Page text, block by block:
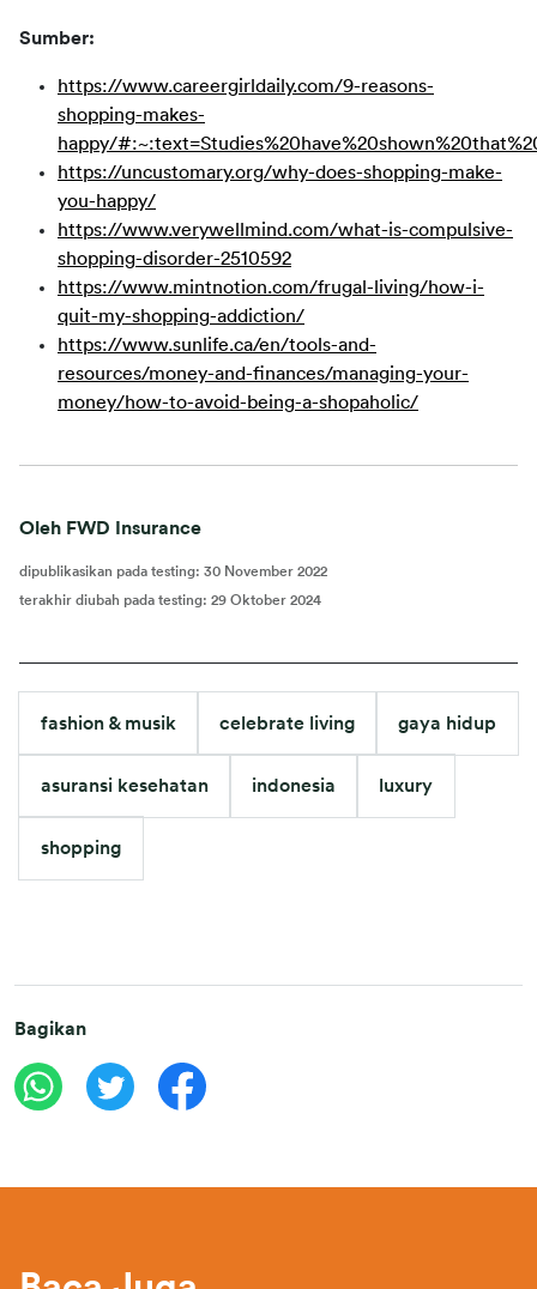
Sumber:
https://www.careergirldaily.com/9-reasons-
shopping-makes-
happy/
https://uncustomary.org/why-does-shopping-make-
you-happy/
https://www.verywellmind.com/what-is-compulsive-
shopping-disorder-2510592
https://www.mintnotion.com/frugal-living/how-i-
quit-my-shopping-addiction/
https://www.sunlife.ca/en/tools-and-
resources/money-and-finances/managing-your-
money/how-to-avoid-being-a-shopaholic/
Oleh FWD Insurance
dipublikasikan pada testing: 30 November 2022
terakhir diubah pada testing: 29 Oktober 2024
fashion & musik celebrate living gaya hidup
asuransi kesehatan indonesia luxury
shopping
Bagikan